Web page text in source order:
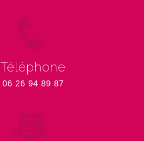
Téléphone
06 26 94 89 87